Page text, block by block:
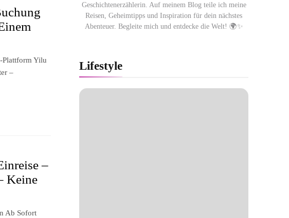
Plattform Yilu
–
–
Keine
Ab Sofort
Geschichtenerzählerin. Auf meinem Blog teile ich meine
Reisen, Geheimtipps und Inspiration für dein nächstes
Abenteuer. Begleite mich und entdecke die Welt! 🌍✨
Lifestyle